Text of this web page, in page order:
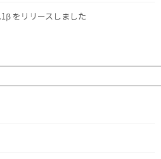
をリリースしました